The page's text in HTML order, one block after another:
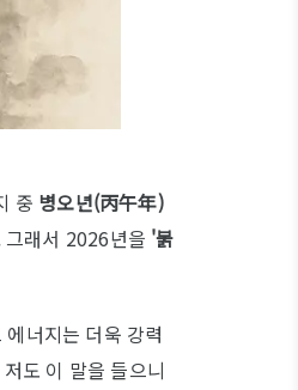
중 병오년(丙午年)
그래서 2026년을 '붉
너지는 더욱 강력
도 이 말을 들으니